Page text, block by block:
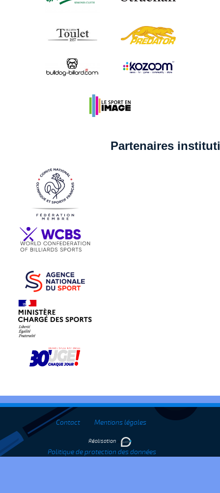
Partenaires
Contact Mentions légales
Politique de protection des données
Réalisation